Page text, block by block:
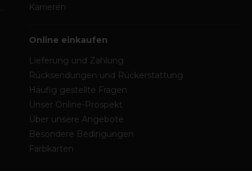
Karrieren
Online einkaufen
Lieferung und Zahlung
Rücksendungen und Rückerstattung
Häufig gestellte Fragen
Unser Online-Prospekt
Über unsere Angebote
Besondere Bedingungen
Farbkarten